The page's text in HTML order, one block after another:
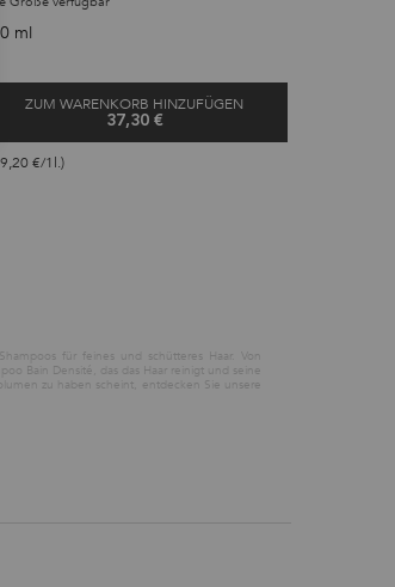
ml
ZUM WARENKORB HINZUFÜGEN
37,30 €
€/1l.)
für feines und schütteres Haar. Von
Bain Densité, das das Haar reinigt und seine
zu haben scheint, entdecken Sie unsere